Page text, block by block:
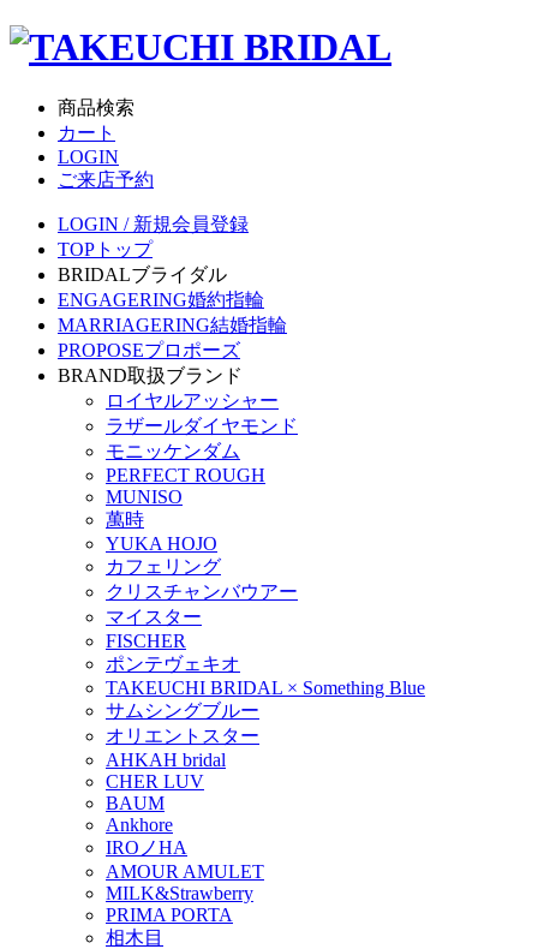
商品検索
カート
LOGIN
ご来店予約
LOGIN / 新規会員登録
TOP トップ
BRIDALブライダル
ENGAGERING婚約指輪
MARRIAGERING結婚指輪
PROPOSEプロポーズ
BRAND取扱ブランド
ロイヤルアッシャー
ラザールダイヤモンド
モニッケンダム
PERFECT ROUGH
MUNISO
萬時
YUKA HOJO
カフェリング
クリスチャンバウアー
マイスター
FISCHER
ポンテヴェキオ
TAKEUCHI BRIDAL × Something Blue
サムシングブルー
オリエントスター
AHKAH bridal
CHER LUV
BAUM
Ankhore
IROノHA
AMOUR AMULET
MILK&Strawberry
PRIMA PORTA
相木目